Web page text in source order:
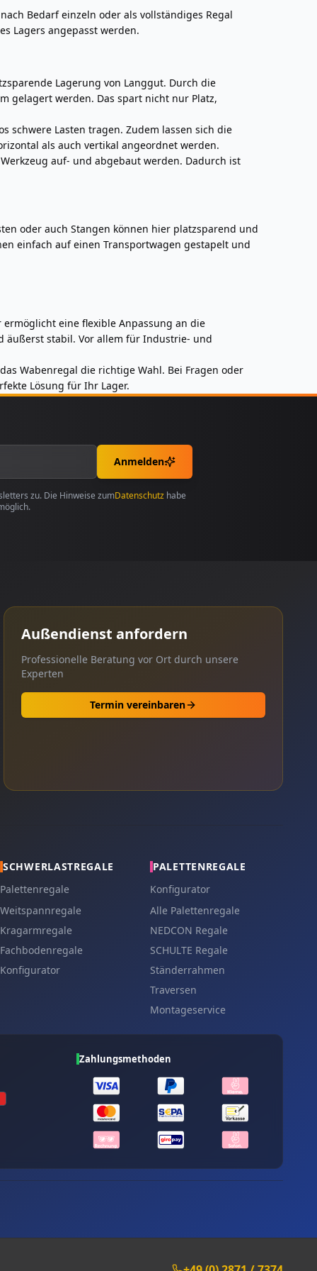
Bedarf einzeln oder als vollständiges Regal
Lagers angepasst werden.
Lagerung von Langgut. Durch die
gelagert werden. Das spart nicht nur Platz,
schwere Lasten tragen. Zudem lassen sich die
als auch vertikal angeordnet werden.
auf- und abgebaut werden. Dadurch ist
oder auch Stangen können hier platzsparend und
einfach auf einen Transportwagen gestapelt und
eine flexible Anpassung an die
äußerst stabil. Vor allem für Industrie- und
Wabenregal die richtige Wahl. Bei Fragen oder
Lösung für Ihr Lager.
Anmelden
zu. Die Hinweise zumDatenschutz habe
Außendienst anfordern
Professionelle Beratung vor Ort durch unsere
Experten
Termin vereinbaren
SCHWERLASTREGALE
Palettenregale
Weitspannregale
Kragarmregale
Fachbodenregale
Konfigurator
PALETTENREGALE
Konfigurator
Alle Palettenregale
NEDCON Regale
SCHULTE Regale
Ständerrahmen
Traversen
Montageservice
Zahlungsmethoden